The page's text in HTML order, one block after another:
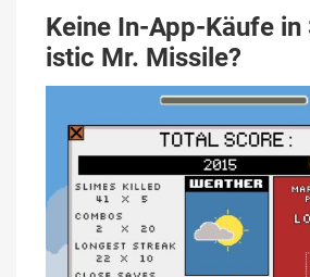
Keine In-App-Käufe
istic Mr. Missile?